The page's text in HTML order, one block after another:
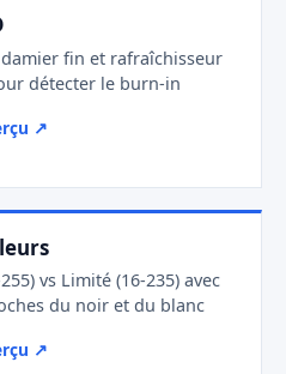
fin et rafraîchisseur
détecter le burn-in
↗
vs Limité (16-235) avec
du noir et du blanc
↗